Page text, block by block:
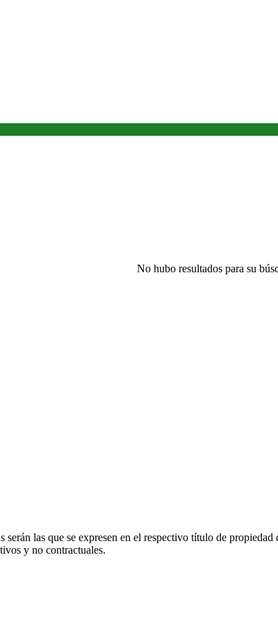
No hubo resultados para su
las que se expresen en el respectivo título de
y no contractuales.